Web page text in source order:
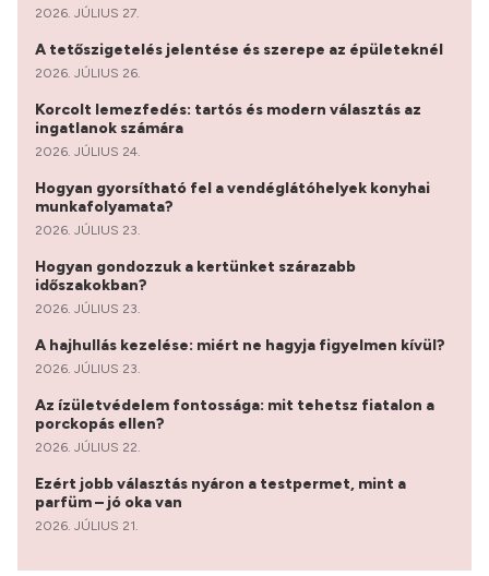
2026. JÚLIUS 27.
A tetőszigetelés jelentése és szerepe az épületeknél
2026. JÚLIUS 26.
Korcolt lemezfedés: tartós és modern választás az
ingatlanok számára
2026. JÚLIUS 24.
Hogyan gyorsítható fel a vendéglátóhelyek konyhai
munkafolyamata?
2026. JÚLIUS 23.
Hogyan gondozzuk a kertünket szárazabb
időszakokban?
2026. JÚLIUS 23.
A hajhullás kezelése: miért ne hagyja figyelmen kívül?
2026. JÚLIUS 23.
Az ízületvédelem fontossága: mit tehetsz fiatalon a
porckopás ellen?
2026. JÚLIUS 22.
Ezért jobb választás nyáron a testpermet, mint a
parfüm – jó oka van
2026. JÚLIUS 21.